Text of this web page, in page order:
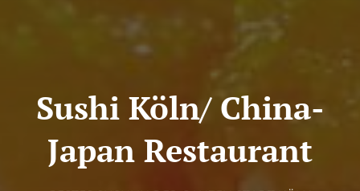
Sushi Köln/ China-
Japan Restaurant